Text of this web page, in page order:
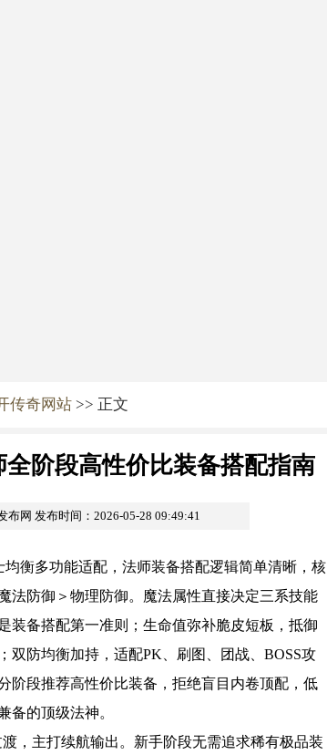
传奇网站 >> 正文
阶段高性价比装备搭配指南
布网 发布时间：2026-05-28 09:49:41
多功能适配，法师装备搭配逻辑简单清晰，核
法防御＞物理防御。魔法属性直接决定三系技能
装备搭配第一准则；生命值弥补脆皮短板，抵御
双防均衡加持，适配PK、刷图、团战、BOSS攻
阶段推荐高性价比装备，拒绝盲目内卷顶配，低
备的顶级法神。
主打续航输出。新手阶段无需追求稀有极品装